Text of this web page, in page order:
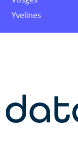
Yvelines